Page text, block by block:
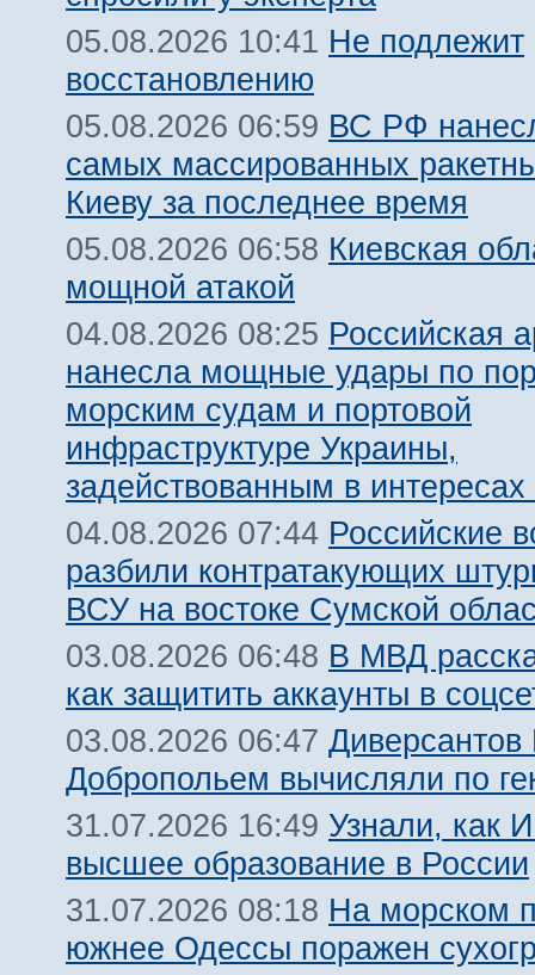
05.08.2026 10:41 Не подлежит
восстановлению
05.08.2026 06:59 ВС РФ
самых массированных
Киеву за последнее время
05.08.2026 06:58 Киевская
мощной атакой
04.08.2026 08:25 Российская
нанесла мощные удары по
морским судам и портовой
инфраструктуре Украины,
задействованным в
04.08.2026 07:44 Российские
разбили контратакующих
ВСУ на востоке Сумской
03.08.2026 06:48 В МВД
как защитить аккаунты в
03.08.2026 06:47
Добропольем вычисляли по
31.07.2026 16:49 Узнали, как
высшее образование в России
31.07.2026 08:18 На морском
южнее Одессы поражен